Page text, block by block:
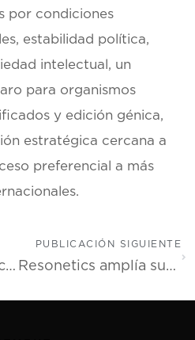
por condiciones
estabilidad política,
intelectual, un
para organismos
y edición génica,
estratégica cercana a
preferencial a más
PROCOMER abre oficina de promoción de inversión en Silicon Valley para impulsar atracción en tecnologías avanzadas
PUBLICACIÓN SIGUIENTE
Resonetics amplía sus operaciones con tercera planta en Costa Rica